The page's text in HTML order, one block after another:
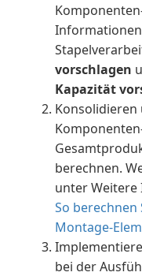
vorschlagen
Kapazität
berechnen.
unter
So
Montage-
bei der